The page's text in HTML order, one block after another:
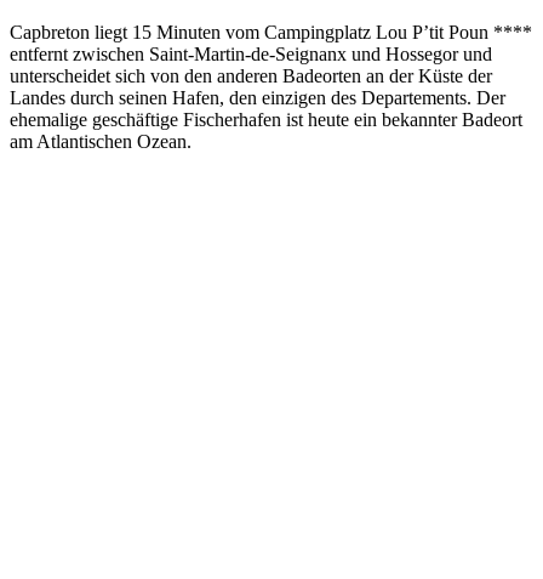
Capbreton liegt 15 Minuten vom Campingplatz Lou P’tit Poun ****
entfernt zwischen Saint-Martin-de-Seignanx und Hossegor und
unterscheidet sich von den anderen Badeorten an der Küste der
Landes durch seinen Hafen, den einzigen des Departements. Der
ehemalige geschäftige Fischerhafen ist heute ein bekannter Badeort
am Atlantischen Ozean.